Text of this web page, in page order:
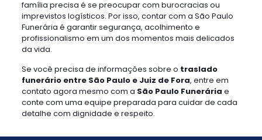
família precisa é se preocupar com burocracias ou
imprevistos logísticos. Por isso, contar com a São Paulo
Funerária é garantir segurança, acolhimento e
profissionalismo em um dos momentos mais delicados
da vida.
Se você precisa de informações sobre o traslado
funerário entre São Paulo e Juiz de Fora, entre em
contato agora mesmo com a São Paulo Funerária e
conte com uma equipe preparada para cuidar de cada
detalhe com dignidade e respeito.